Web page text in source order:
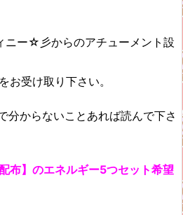
ニー☆彡からのアチューメント設
お受け取り下さい。
分からないことあれば読んで下さ
配布】のエネルギー5つセット希望